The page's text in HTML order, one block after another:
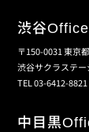
渋谷Office
〒150-0031 東京
渋谷サクラステ
TEL 03-6412-
中目黒